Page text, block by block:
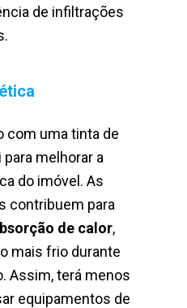
de infiltrações
com uma tinta de
melhorar a
do imóvel. As
contribuem para
de calor,
mais frio durante
Assim, terá menos
equipamentos de